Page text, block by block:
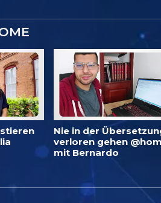
Nie in der
verloren gehen
mit Bernardo